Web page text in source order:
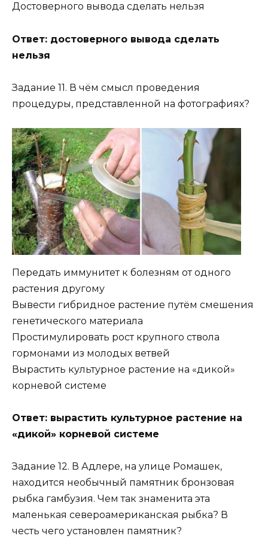
Достоверного вывода сделать нельзя
Ответ: достоверного вывода сделать
нельзя
Задание 11. В чём смысл проведения
процедуры, представленной на фотографиях?
Передать иммунитет к болезням от одного
растения другому
Вывести гибридное растение путём смешения
генетического материала
Простимулировать рост крупного ствола
гормонами из молодых ветвей
Вырастить культурное растение на «дикой»
корневой системе
Ответ: вырастить культурное растение на
«дикой» корневой системе
Задание 12. В Адлере, на улице Ромашек,
находится необычный памятник бронзовая
рыбка гамбузия. Чем так знаменита эта
маленькая североамериканская рыбка? В
честь чего установлен памятник?